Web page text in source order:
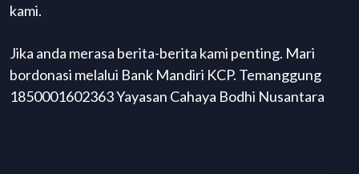
kami.
Jika anda merasa berita-berita kami penting. Mari
bordonasi melalui Bank Mandiri KCP. Temanggung
1850001602363 Yayasan Cahaya Bodhi Nusantara